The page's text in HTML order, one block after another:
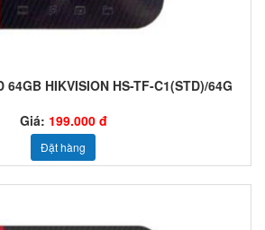
HIKVISION HS-TF-C1(STD)/64G
Giá: 199.000 đ
Đặt hàng